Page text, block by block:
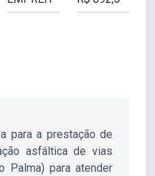
para a prestação de
asfáltica de vias
Palma) para atender